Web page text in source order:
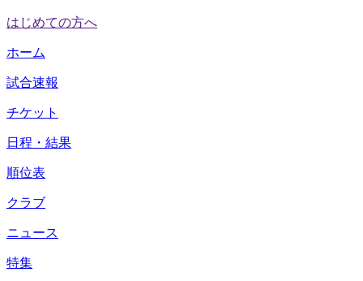
はじめての方へ
ホーム
試合速報
チケット
日程・結果
順位表
クラブ
ニュース
特集